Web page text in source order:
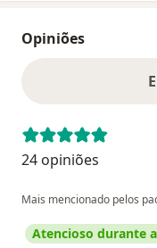
Opiniões
24 opiniões
Mais mencionado pelos
Atencioso durante